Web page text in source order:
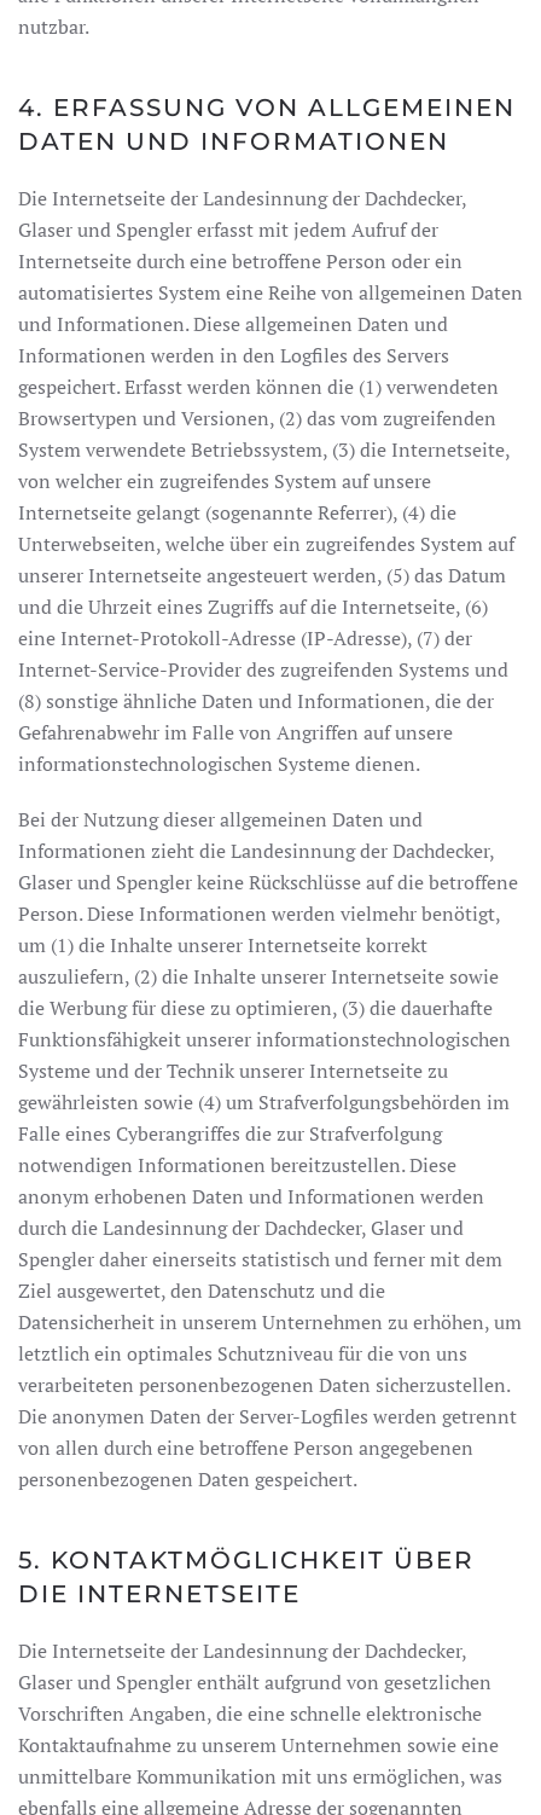
nutzbar.
4. ERFASSUNG VON ALLGEMEINEN
DATEN UND INFORMATIONEN
Die Internetseite der Landesinnung der Dachdecker,
Glaser und Spengler erfasst mit jedem Aufruf der
Internetseite durch eine betroffene Person oder ein
automatisiertes System eine Reihe von allgemeinen Daten
und Informationen. Diese allgemeinen Daten und
Informationen werden in den Logfiles des Servers
gespeichert. Erfasst werden können die (1) verwendeten
Browsertypen und Versionen, (2) das vom zugreifenden
System verwendete Betriebssystem, (3) die Internetseite,
von welcher ein zugreifendes System auf unsere
Internetseite gelangt (sogenannte Referrer), (4) die
Unterwebseiten, welche über ein zugreifendes System auf
unserer Internetseite angesteuert werden, (5) das Datum
und die Uhrzeit eines Zugriffs auf die Internetseite, (6)
eine Internet-Protokoll-Adresse (IP-Adresse), (7) der
Internet-Service-Provider des zugreifenden Systems und
(8) sonstige ähnliche Daten und Informationen, die der
Gefahrenabwehr im Falle von Angriffen auf unsere
informationstechnologischen Systeme dienen.
Bei der Nutzung dieser allgemeinen Daten und
Informationen zieht die Landesinnung der Dachdecker,
Glaser und Spengler keine Rückschlüsse auf die betroffene
Person. Diese Informationen werden vielmehr benötigt,
um (1) die Inhalte unserer Internetseite korrekt
auszuliefern, (2) die Inhalte unserer Internetseite sowie
die Werbung für diese zu optimieren, (3) die dauerhafte
Funktionsfähigkeit unserer informationstechnologischen
Systeme und der Technik unserer Internetseite zu
gewährleisten sowie (4) um Strafverfolgungsbehörden im
Falle eines Cyberangriffes die zur Strafverfolgung
notwendigen Informationen bereitzustellen. Diese
anonym erhobenen Daten und Informationen werden
durch die Landesinnung der Dachdecker, Glaser und
Spengler daher einerseits statistisch und ferner mit dem
Ziel ausgewertet, den Datenschutz und die
Datensicherheit in unserem Unternehmen zu erhöhen, um
letztlich ein optimales Schutzniveau für die von uns
verarbeiteten personenbezogenen Daten sicherzustellen.
Die anonymen Daten der Server-Logfiles werden getrennt
von allen durch eine betroffene Person angegebenen
personenbezogenen Daten gespeichert.
5. KONTAKTMÖGLICHKEIT ÜBER
DIE INTERNETSEITE
Die Internetseite der Landesinnung der Dachdecker,
Glaser und Spengler enthält aufgrund von gesetzlichen
Vorschriften Angaben, die eine schnelle elektronische
Kontaktaufnahme zu unserem Unternehmen sowie eine
unmittelbare Kommunikation mit uns ermöglichen, was
ebenfalls eine allgemeine Adresse der sogenannten